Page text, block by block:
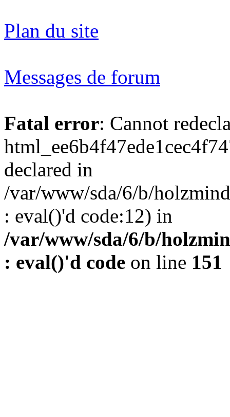
Plan du site
Messages de forum
Fatal error: Cannot
declared in
/var/www/sda/6/b/
: eval()'d code:12) in
/var/www/sda/6/b/
: eval()'d code on line 151